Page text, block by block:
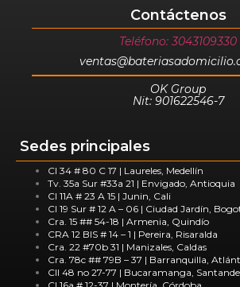
Contáctenos
Teléfono: 3043109330
OK Group
Nit: 901622546-7
Sedes principales
Cl 34 # 80 C 17 | Laureles, Medellín
Tv. 35a Sur #33a 21 | Envigado, Antioquia
Cl 11A # 23 A 15 | Junin, Cali
Cl 19 Sur # 12 A – 06 | Ciudad Jardín,
Cra. 15 ## 54-18 | Armenia, Quindío
CRA 12 BIS # 14 – 1 | Pereira, Risaralda
Cra. 22 #70b 31 | Manizales, Caldas
Cra. 78c ## 79B – 37 | Barranquilla,
Cll 48 no 27-77 | Bucaramanga,